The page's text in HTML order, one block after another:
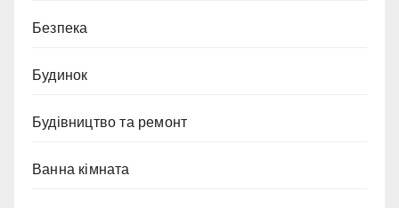
Безпека
Будинок
Будівництво та ремонт
Ванна кімната